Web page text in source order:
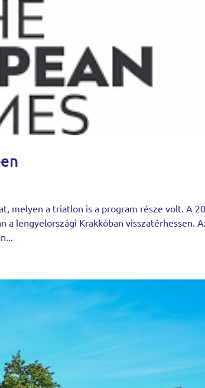
melyen a triatlon is a program része volt. A
a lengyelországi Krakkóban visszatérhessen.